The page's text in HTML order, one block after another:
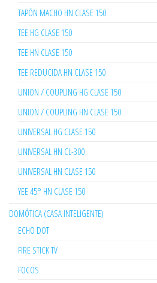
TAPÓN MACHO HN CLASE 150
TEE HG CLASE 150
TEE HN CLASE 150
TEE REDUCIDA HN CLASE 150
UNION / COUPLING HG CLASE 150
UNION / COUPLING HN CLASE 150
UNIVERSAL HG CLASE 150
UNIVERSAL HN CL-300
UNIVERSAL HN CLASE 150
YEE 45° HN CLASE 150
DOMÓTICA (CASA INTELIGENTE)
ECHO DOT
FIRE STICK TV
FOCOS